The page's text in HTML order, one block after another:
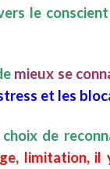
le
mieux se
et les
de
limitation, il